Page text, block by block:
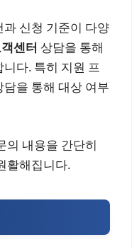
신청 기준이 다양
센터 상담을 통해
다. 특히 지원 프
을 통해 대상 여부
의 내용을 간단히
활해집니다.